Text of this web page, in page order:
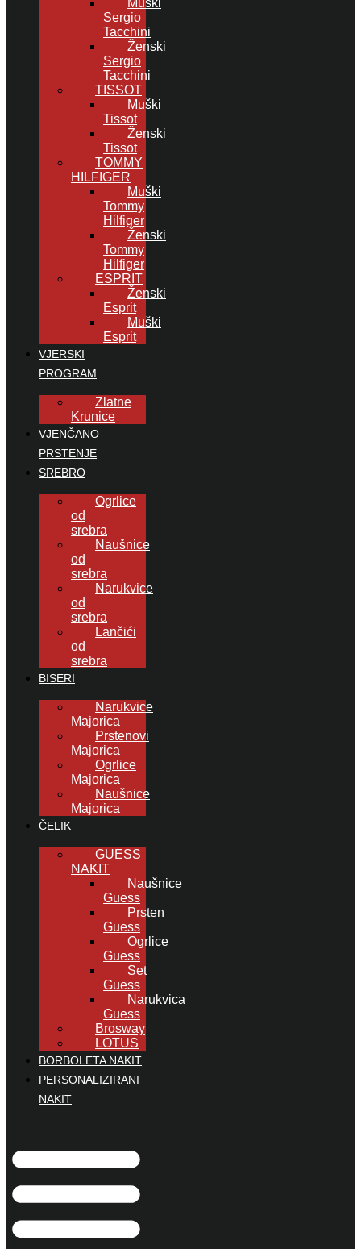
Muški
Sergio
Tacchini
Ženski
Sergio
Tacchini
TISSOT
Muški
Tissot
Ženski
Tissot
TOMMY
HILFIGER
Muški
Tommy
Hilfiger
Ženski
Tommy
Hilfiger
ESPRIT
Ženski
Esprit
Muški
Esprit
VJERSKI
PROGRAM
Zlatne
Krunice
VJENČANO
PRSTENJE
SREBRO
Ogrlice
od
srebra
Naušnice
od
srebra
Narukvice
od
srebra
Lančići
od
srebra
BISERI
Narukvice
Majorica
Prstenovi
Majorica
Ogrlice
Majorica
Naušnice
Majorica
ČELIK
GUESS
NAKIT
Naušnice
Guess
Prsten
Guess
Ogrlice
Guess
Set
Guess
Narukvica
Guess
Brosway
LOTUS
BORBOLETA NAKIT
PERSONALIZIRANI
NAKIT